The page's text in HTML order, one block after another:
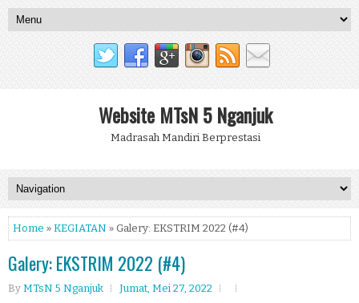
Website MTsN 5 Nganjuk
Madrasah Mandiri Berprestasi
Home » KEGIATAN » Galery: EKSTRIM 2022 (#4)
Galery: EKSTRIM 2022 (#4)
By MTsN 5 Nganjuk Jumat, Mei 27, 2022